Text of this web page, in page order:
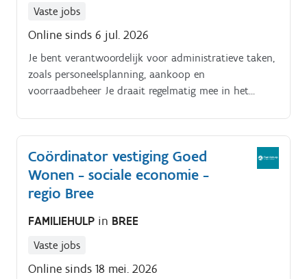
voor bezoekers, vrijwilligers en partnerorganisaties en
Jouw taken:. Coördineren van de dagelijkse werking
van het ontmoetingscentrum Onthalen en begeleiden
van bezoekers Aansturen, ondersteunen en coachen
van vrijwilligers Organiseren en uitwerken van
en welzijnsorganisaties Toezien op een veilige,
respectvolle en inclusieve sfeer Correct toepassen van
de huisregels en conflicten op een rustige manier
aanpakken Mee instaan voor de horecawerking en
een verzorgde ontmoetingsruimte Opvolgen van
planningen, reservaties en beperkte administratieve
taken Meedenken over de verdere uitbouw van Os
Plekske als sociaal ontmoetingscentrum Je bent een
echte verbinder die mensen samenbrengt, initiatief
Vaste jobs
Online sinds 6 jul. 2026
Je bent verantwoordelijk voor administratieve taken,
zoals personeelsplanning, aankoop en
voorraadbeheer Je draait regelmatig mee in het
clustercoördinator van de horeca.
Coördinator vestiging Goed
Wonen - sociale economie -
regio Bree
FAMILIEHULP in BREE
Vaste jobs
Online sinds 18 mei. 2026